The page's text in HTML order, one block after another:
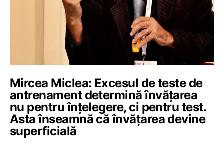
Mircea Miclea: Excesul de teste de
antrenament determină învățarea
nu pentru înțelegere, ci pentru test.
Asta înseamnă că învățarea devine
superficială